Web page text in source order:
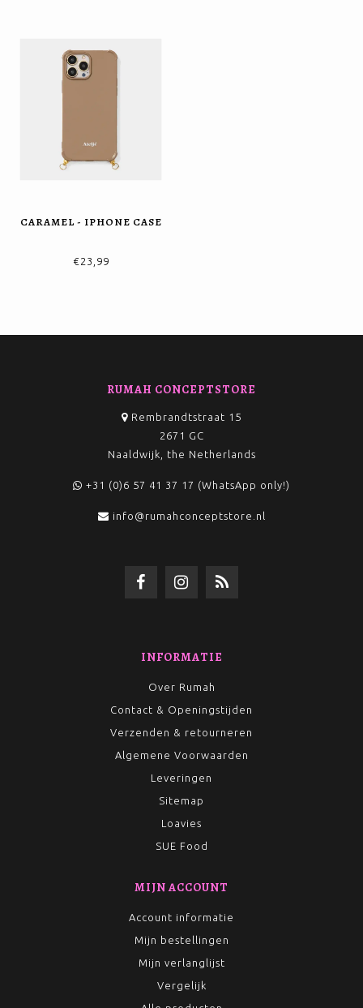
CARAMEL - IPHONE CASE
€23,99
RUMAH CONCEPTSTORE
Rembrandtstraat 15
2671 GC
Naaldwijk, the Netherlands
+31 (0)6 57 41 37 17 (WhatsApp only!)
info@rumahconceptstore.nl
INFORMATIE
Over Rumah
Contact & Openingstijden
Verzenden & retourneren
Algemene Voorwaarden
Leveringen
Sitemap
Loavies
SUE Food
MIJN ACCOUNT
Account informatie
Mijn bestellingen
Mijn verlanglijst
Vergelijk